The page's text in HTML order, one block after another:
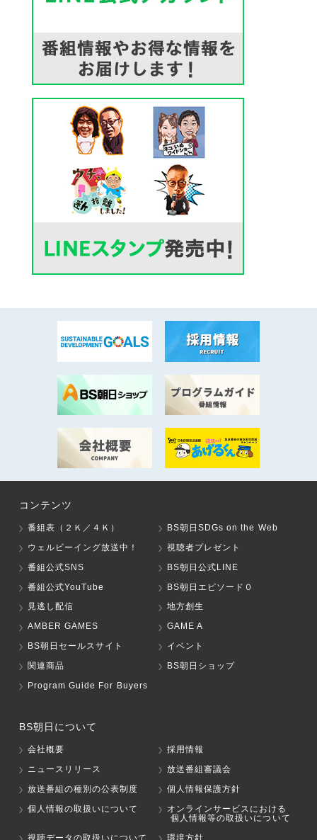
コンテンツ
番組表（２Ｋ／４Ｋ）
BS朝日SDGs on the Web
ウェルビーイング放送中！
視聴者プレゼント
番組公式SNS
BS朝日公式LINE
番組公式YouTube
BS朝日エピソード０
見逃し配信
地方創生
AMBER GAMES
GAME A
BS朝日セールスサイト
イベント
関連商品
BS朝日ショップ
Program Guide For Buyers
BS朝日について
会社概要
採用情報
ニュースリリース
放送番組審議会
放送番組の種別の公表制度
個人情報保護方針
個人情報の取扱いについて
オンラインサービスにおける
個人情報等の取扱いについて
視聴データの取扱いについて
環境方針